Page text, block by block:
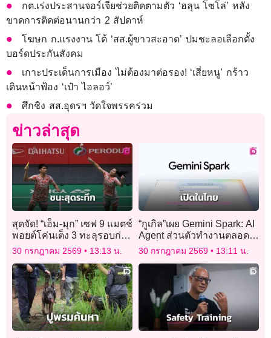
กต.เร่งประสานจอร์เจียช่วยติดตามตัว ‘ฮลุน โซโล่’ หลัง
ขาดการติดต่อนานกว่า 2 สัปดาห์
โฆษก ก.แรงงาน โต้ ‘สส.ผู้ขาวสะอาด’ ปมชะลอเลือกตั้ง
บอร์ดประกันสังคม
เกาะประเด็นการเมือง ไม่ต้องมาต่อรอง! ‘เสี่ยหนู’ กร้าว
เดินหน้าฟ้อง ‘เป๋า ไอลอว์’
ศึกชิง สส.อุดรฯ วัดใจพรรคร่วม
ข่าวล่าสุด
สุดจัด! “เอ็ม-มุก” เซฟ 9 แมตช์
พอยต์โค่นเต็ง 3 ทะลุรอบก่อ
นรองฯ ไทเป โอเพ่น
30 กรกฎาคม 2569 13:13 น.
“กูเกิล”เผย Gemini Spark: AI
Agent ส่วนตัวทำงานตลอด
24 ชั่วโมง เปิดให้บริการใน
ไทยแล้ว
30 กรกฎาคม 2569 13:11 น.